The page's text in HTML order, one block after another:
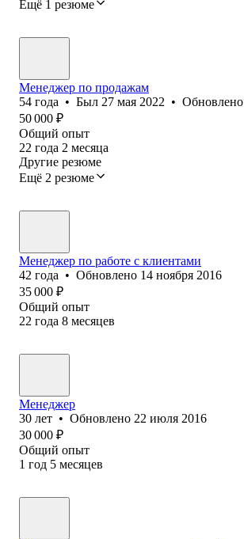
Ещё 1 резюме
Менеджер по продажам
54 года • Был 27 мая 2022 • Обновлено
50 000 ₽
Общий опыт
22 года 2 месяца
Другие резюме
Ещё 2 резюме
Менеджер по работе с клиентами
42 года • Обновлено 14 ноября 2016
35 000 ₽
Общий опыт
22 года 8 месяцев
Менеджер
30 лет • Обновлено 22 июля 2016
30 000 ₽
Общий опыт
1 год 5 месяцев